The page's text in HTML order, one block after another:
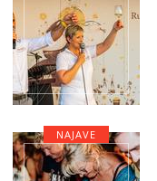
NAJAVE